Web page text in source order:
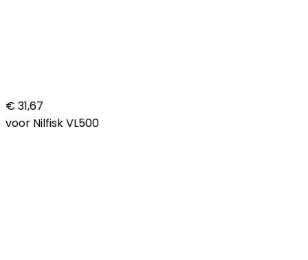
€ 31,67
voor Nilfisk VL500